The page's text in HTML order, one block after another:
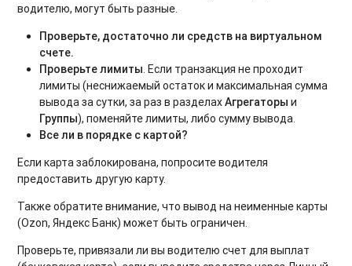
водителю, могут быть разные.
Проверьте, достаточно ли средств на виртуальном
счете.
Проверьте лимиты. Если транзакция не проходит
лимиты (неснижаемый остаток и максимальная сумма
вывода за сутки, за раз в разделахАгрегаторыи
Группы), поменяйте лимиты, либо сумму вывода.
Все ли в порядке с картой?
Если карта заблокирована, попросите водителя
предоставить другую карту.
Также обратите внимание, что вывод на неименные карты
(Ozon, Яндекс Банк) может быть ограничен.
Проверьте, привязали ли вы водителю счет для выплат